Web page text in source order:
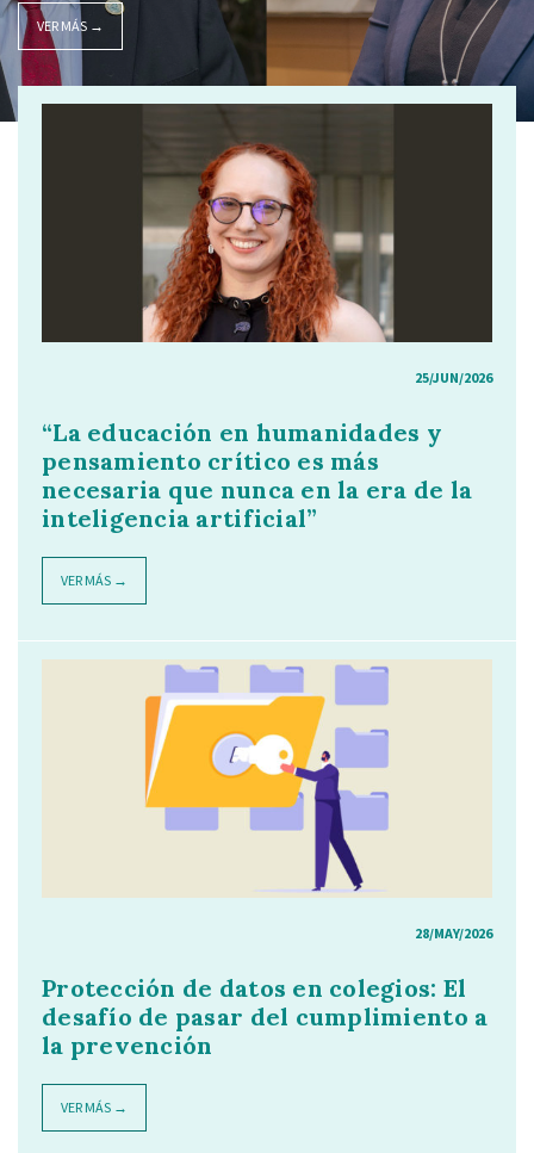
VER MÁS →
25/JUN/2026
“La educación en humanidades y
pensamiento crítico es más
necesaria que nunca en la era de la
inteligencia artificial”
VER MÁS →
28/MAY/2026
Protección de datos en colegios: El
desafío de pasar del cumplimiento a
la prevención
VER MÁS →